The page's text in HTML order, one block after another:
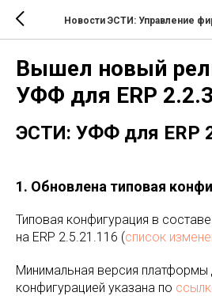
Новости ЭСТИ: Управление
Вышел новый
УФФ для ERP
ЭСТИ: УФФ для ERP
1. Обновлена типовая
Типовая конфигурация в
на ERP 2.5.21.116 (список
Минимальная версия платформы
конфигурацией указана по